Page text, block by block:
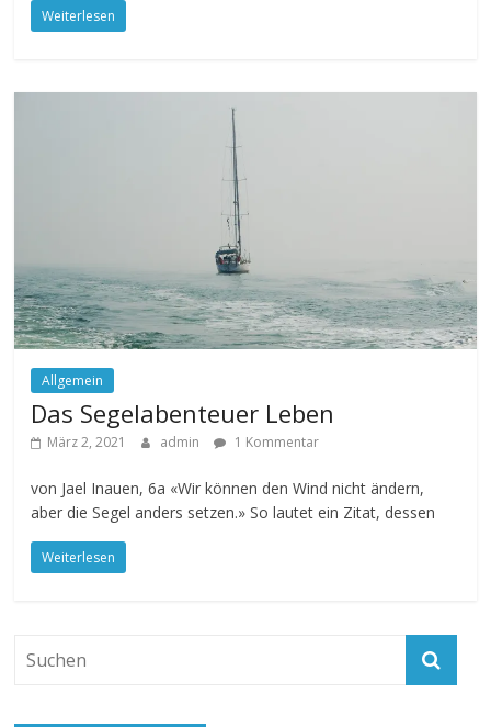
Weiterlesen
Allgemein
Das Segelabenteuer Leben
März 2, 2021 admin 1 Kommentar
von Jael Inauen, 6a «Wir können den Wind nicht ändern,
aber die Segel anders setzen.» So lautet ein Zitat, dessen
Weiterlesen